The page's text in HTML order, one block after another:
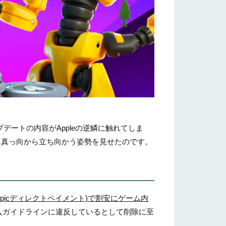
ートの内容がAppleの逆鱗に触れてしま
っ向から立ち向かう姿勢を見せたのです。
ディレクトペイメント)で割安にゲーム内
イドラインに違反しているとして削除に至